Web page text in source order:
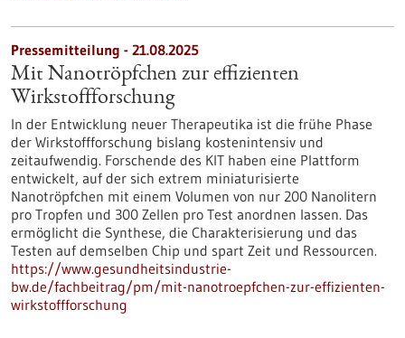
Pressemitteilung - 21.08.2025
Mit Nanotröpfchen zur effizienten
Wirkstoffforschung
In der Entwicklung neuer Therapeutika ist die frühe Phase
der Wirkstoffforschung bislang kostenintensiv und
zeitaufwendig. Forschende des KIT haben eine Plattform
entwickelt, auf der sich extrem miniaturisierte
Nanotröpfchen mit einem Volumen von nur 200 Nanolitern
pro Tropfen und 300 Zellen pro Test anordnen lassen. Das
ermöglicht die Synthese, die Charakterisierung und das
Testen auf demselben Chip und spart Zeit und Ressourcen.
https://www.gesundheitsindustrie-
bw.de/fachbeitrag/pm/mit-nanotroepfchen-zur-effizienten-
wirkstoffforschung